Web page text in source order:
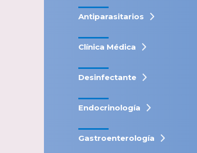
Antiparasitarios
Clínica Médica
Desinfectante
Endocrinología
Gastroenterología